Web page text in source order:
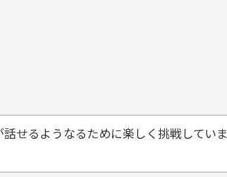
せるようなるために楽しく挑戦していま